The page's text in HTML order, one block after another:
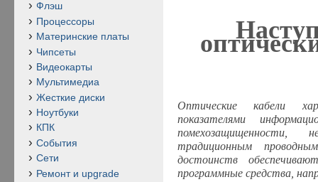
Оптические кабели
показателями
помехозащищенности,
традиционным
достоинств
программные средства,
Флэш
Процессоры
Материнские платы
Чипсеты
Видеокарты
Мультимедиа
Жесткие диски
Ноутбуки
КПК
События
Сети
Ремонт и upgrade